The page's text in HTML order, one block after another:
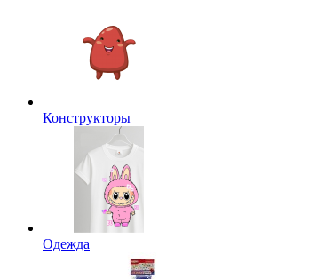
Конструкторы
Одежда